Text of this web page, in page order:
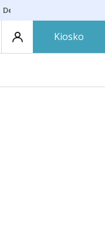
Derrama vecinos
Kiosko